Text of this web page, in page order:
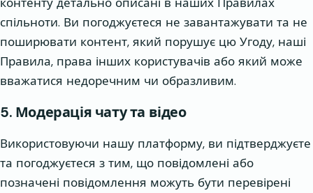
спільноти. Ви погоджуєтеся не завантажувати та не
поширювати контент, який порушує цю Угоду, наші
Правила, права інших користувачів або який може
вважатися недоречним чи образливим.
5. Модерація чату та відео
Використовуючи нашу платформу, ви підтверджуєте
та погоджуєтеся з тим, що повідомлені або
позначені повідомлення можуть бути перевірені